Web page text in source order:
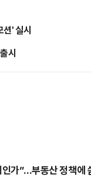
' 실시
시
가”...부동산 정책에